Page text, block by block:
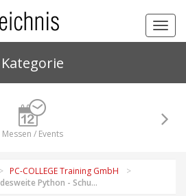
Kategorie
Messen / Events
PC-COLLEGE Training GmbH
Python - Schu...